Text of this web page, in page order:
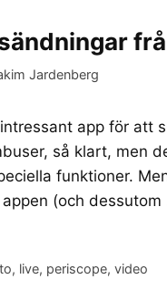
Jardenberg
app för att
så klart, men
funktioner.
(och
, live, periscope,video